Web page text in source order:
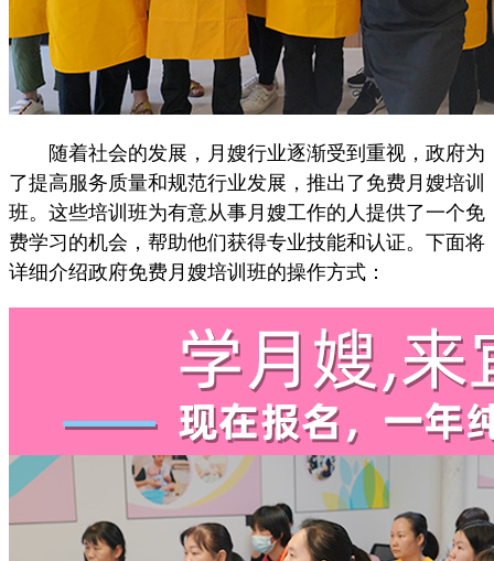
随着社会的发展，月嫂行业逐渐受到重视，政府为
了提高服务质量和规范行业发展，推出了免费月嫂培训
班。这些培训班为有意从事月嫂工作的人提供了一个免
费学习的机会，帮助他们获得专业技能和认证。下面将
详细介绍政府免费月嫂培训班的操作方式：